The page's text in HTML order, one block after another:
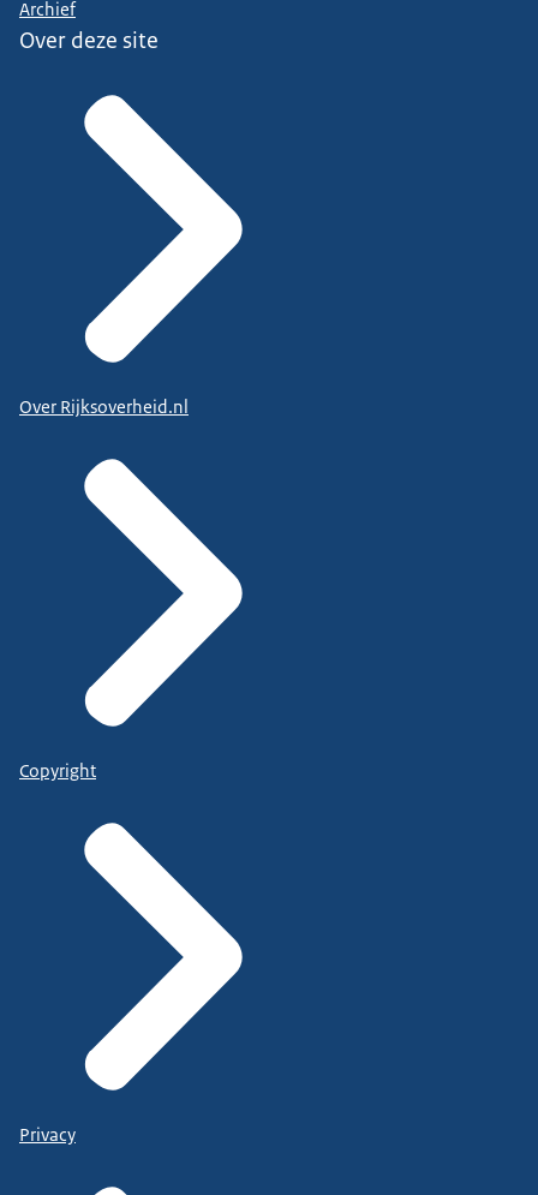
Archief
Over deze site
Over Rijksoverheid.nl
Copyright
Privacy